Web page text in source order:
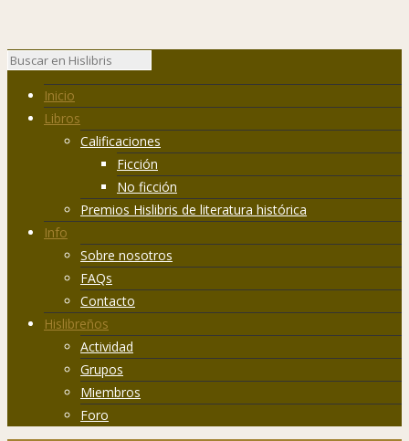
Inicio
Libros
Calificaciones
Ficción
No ficción
Premios Hislibris de literatura histórica
Info
Sobre nosotros
FAQs
Contacto
Hislibreños
Actividad
Grupos
Miembros
Foro